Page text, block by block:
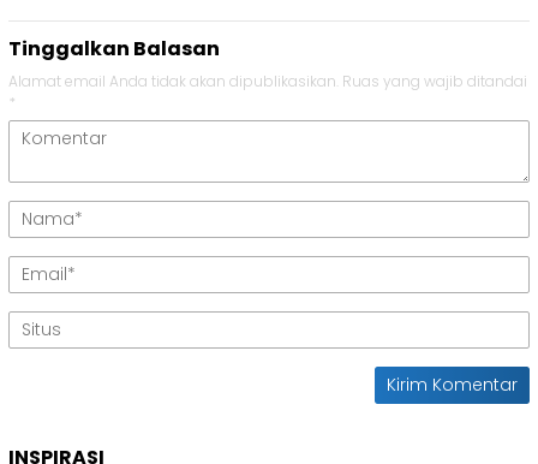
Tinggalkan Balasan
Alamat email Anda tidak akan dipublikasikan. Ruas yang wajib ditandai
*
INSPIRASI